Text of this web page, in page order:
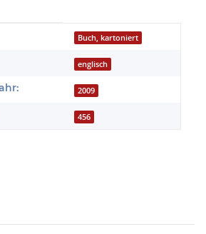
Buch, kartoniert
englisch
2009
456